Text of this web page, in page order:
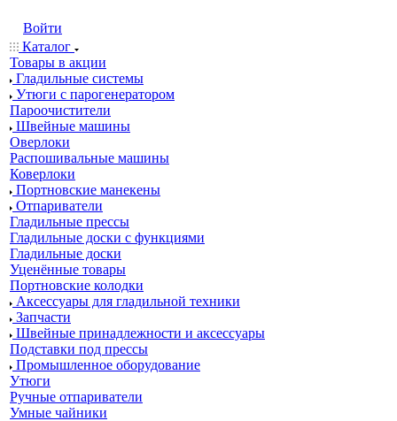
Войти
Каталог
Товары в акции
Гладильные системы
Утюги с парогенератором
Пароочистители
Швейные машины
Оверлоки
Распошивальные машины
Коверлоки
Портновские манекены
Отпариватели
Гладильные прессы
Гладильные доски с функциями
Гладильные доски
Уценённые товары
Портновские колодки
Аксессуары для гладильной техники
Запчасти
Швейные принадлежности и аксессуары
Подставки под прессы
Промышленное оборудование
Утюги
Ручные отпариватели
Умные чайники